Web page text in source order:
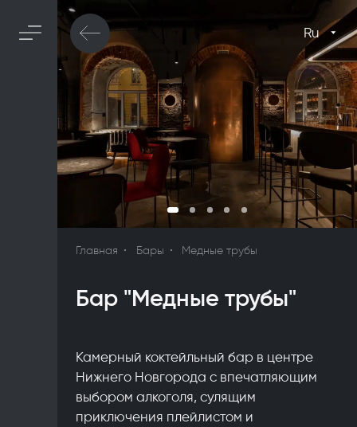
Ru
Главная Бары Медные трубы
Бар "Медные трубы"
Камерный коктейльный бар в центре
Нижнего Новгорода с впечатляющим
выбором алкоголя, сулящим
приключения плейлистом и